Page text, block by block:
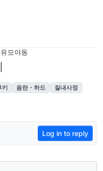
모야동
키 음란・하드
질내사정
Log in to reply